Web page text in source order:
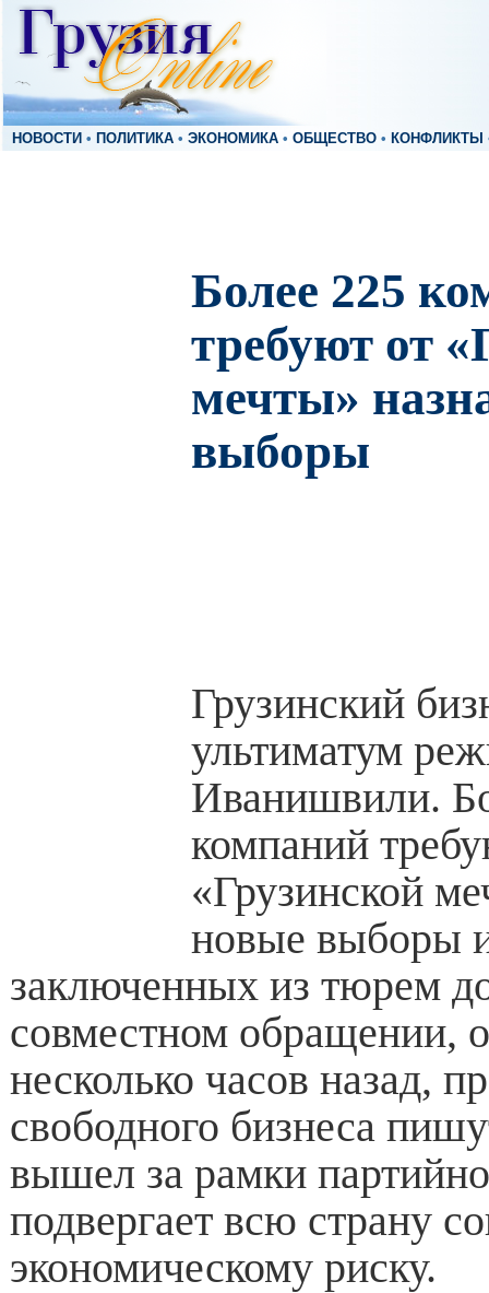
НОВОСТИ • ПОЛИТИКА • ЭКОНОМИКА • ОБЩЕСТВО • КОНФЛИКТЫ
Более 225
требуют от
мечты»
выборы
Грузинский
ультиматум
Иванишвили.
компаний
«Грузинской
новые выборы
заключенных из тюрем
совместном обращении,
несколько часов назад,
свободного бизнеса
вышел за рамки
подвергает всю страну
экономическому риску.